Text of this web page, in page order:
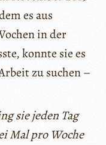
es aus
in der
konnte sie es
zu suchen –
sie jeden Tag
Mal pro Woche